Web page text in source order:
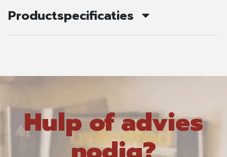
Productspecificaties
Hulp of advies